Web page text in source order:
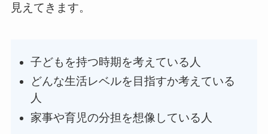
見えてきます。
子どもを持つ時期を考えている人
どんな生活レベルを目指すか考えている
人
家事や育児の分担を想像している人